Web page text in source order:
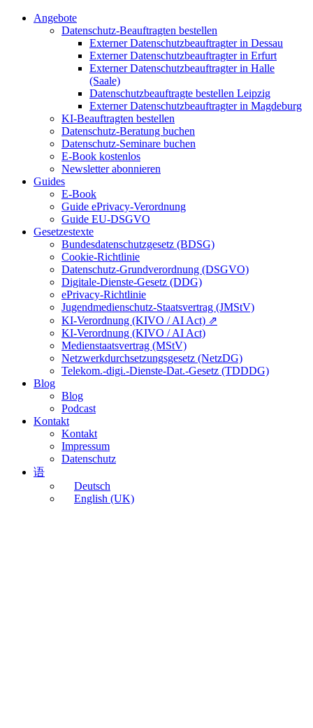
Angebote
Datenschutz-Beauftragten bestellen
Externer Datenschutzbeauftragter in Dessau
Externer Datenschutzbeauftragter in Erfurt
Externer Datenschutzbeauftragter in Halle
(Saale)
Datenschutzbeauftragte bestellen Leipzig
Externer Datenschutzbeauftragter in Magdeburg
KI-Beauftragten bestellen
Datenschutz-Beratung buchen
Datenschutz-Seminare buchen
E-Book kostenlos
Newsletter abonnieren
Guides
E-Book
Guide ePrivacy-Verordnung
Guide EU-DSGVO
Gesetzestexte
Bundesdatenschutzgesetz (BDSG)
Cookie-Richtlinie
Datenschutz-Grundverordnung (DSGVO)
Digitale-Dienste-Gesetz (DDG)
ePrivacy-Richtlinie
Jugendmedienschutz-Staatsvertrag (JMStV)
KI-Verordnung (KIVO / AI Act) ⇗
KI-Verordnung (KIVO / AI Act)
Medienstaatsvertrag (MStV)
Netzwerkdurchsetzungsgesetz (NetzDG)
Telekom.-digi.-Dienste-Dat.-Gesetz (TDDDG)
Blog
Blog
Podcast
Kontakt
Kontakt
Impressum
Datenschutz
语
Deutsch
English (UK)